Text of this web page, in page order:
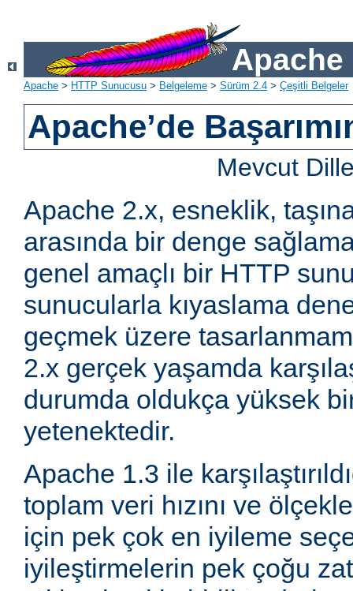
Apache
Apache > HTTP Sunucusu > Belgeleme > Sürüm 2.4 > Çeşitli Belgeler
Apache’de
Mevcut
Apache 2.x, esneklik,
arasında bir denge
genel amaçlı bir HTTP
sunucularla kıyaslama
geçmek üzere
2.x gerçek yaşamda
durumda oldukça yüksek
yetenektedir.
Apache 1.3 ile
toplam veri hızını ve
için pek çok en iyileme
iyileştirmelerin pek çoğu